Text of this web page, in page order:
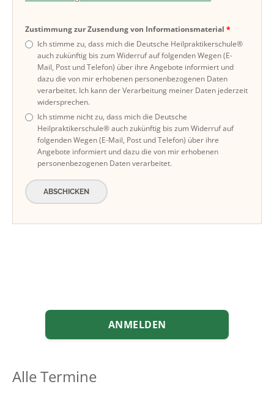
Zustimmung zur Zusendung von Informationsmaterial
Ich stimme zu, dass mich die Deutsche Heilpraktikerschule®
auch zukünftig bis zum Widerruf auf folgenden Wegen (E-
Mail, Post und Telefon) über ihre Angebote informiert und
dazu die von mir erhobenen personenbezogenen Daten
verarbeitet. Ich kann der Verarbeitung meiner Daten jederzeit
widersprechen.
Ich stimme nicht zu, dass mich die Deutsche
Heilpraktikerschule® auch zukünftig bis zum Widerruf auf
folgenden Wegen (E-Mail, Post und Telefon) über ihre
Angebote informiert und dazu die von mir erhobenen
personenbezogenen Daten verarbeitet.
ABSCHICKEN
ANMELDEN
Alle Termine